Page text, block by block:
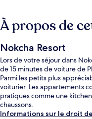
À propos de
Nokcha Resort
Lors de votre séjour dans
de 15 minutes de voiture de
Parmi les petits plus
voiturier. Les appartements
pratiques comme une
chaussons.
Informations sur le droit